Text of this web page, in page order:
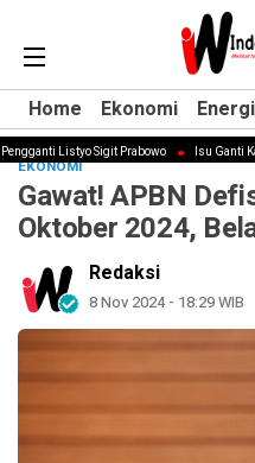
Home Ekonomi Energi
Home Ekonomi Energi
Listyo Sigit Prabowo Isu Ganti
EKONOMI
Gawat! APBN
Oktober 2024,
Redaksi
8 Nov 2024 - 18:29 WIB